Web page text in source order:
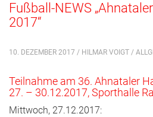
Fußball-NEWS
2017“
10. DEZEMBER 2017 / HILMAR VOIGT /
Teilnahme am 36. Ahnataler
27. – 30.12.2017, Sporthalle
Mittwoch, 27.12.2017: